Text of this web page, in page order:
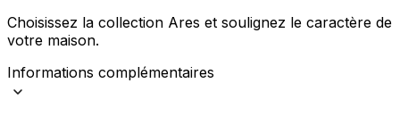
Choisissez la collection Ares et soulignez le caractère de
votre maison. ​
Informations complémentaires